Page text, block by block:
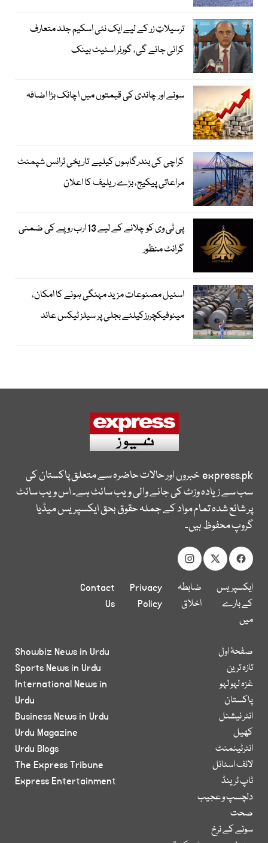
ترسیلاتِ زر کے لیے ایک نئی اسکیم جلد متعارف
کرائی جائے گی، گورنر اسٹیٹ بینک
سونے اور چاندی کی قیمتوں میں اچانک بڑا اضافہ
کراچی کی بندرگاہوں کیلیے تاریخی ٹرانس شپمنٹ
مراعاتی پیکیج، بڑے ریلیف کا اعلان
پی ٹی وی کو چلانے کے لیے 13 ارب روپے کی ضمنی
گرانٹ منظور
اسٹیل مصنوعات مزید مہنگی ہونے کا امکان،
مینوفیکچررزکیلئے بجلی پر سیلز ٹیکس عائد
express.pkخبروں اور حالات حاضرہ سے متعلق پاکستان کی
سب سے زیادہ وزٹ کی جانے والی ویب سائٹ ہے۔ اس ویب سائٹ
پر شائع شدہ تمام مواد کے جملہ حقوق بحق ایکسپریس میڈیا
گروپ محفوظ ہیں۔
ایکسپریس
کے بارے
میں
ضابطہ
اخلاق
Privacy
Policy
Contact
Us
صفحۂ اول
تازہ ترین
غزہ لہو لہو
پاکستان
انٹر نیشنل
کھیل
انٹرٹینمنٹ
لائف اسٹائل
ٹاپ ٹرینڈ
دلچسپ و عجیب
صحت
سونے کے نرخ
Showbiz News in Urdu
Sports News in Urdu
International News in
Urdu
Business News in Urdu
Urdu Magazine
Urdu Blogs
The Express Tribune
Express Entertainment